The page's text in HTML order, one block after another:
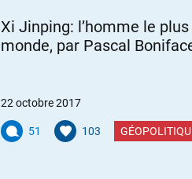
Xi Jinping: l’homme le
monde, par Pascal
22 octobre 2017
51 103